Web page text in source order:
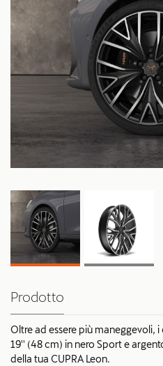
Prodotto
Oltre ad essere più maneggevoli,
19'' (48 cm) in nero Sport e
della tua CUPRA Leon.